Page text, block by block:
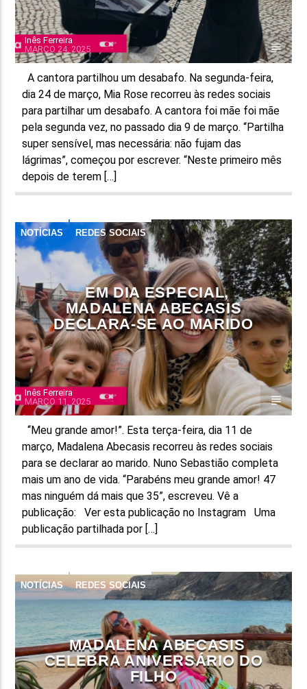
Inês Ferreira
MARÇO 24, 2025
A cantora partilhou um desabafo. Na segunda-feira,
dia 24 de março, Mia Rose recorreu às redes sociais
para partilhar um desabafo. A cantora foi mãe foi mãe
pela segunda vez, no passado dia 9 de março. “Partilha
super sensível, mas necessária: não fujam das
lágrimas”, começou por escrever. “Neste primeiro mês
depois de terem […]
NOTÍCIAS REDES SOCIAIS
EM DIA ESPECIAL,
MADALENA ABECASIS
DECLARA-SE AO MARIDO
Inês Ferreira
MARÇO 11, 2025
“Meu grande amor!”. Esta terça-feira, dia 11 de
março, Madalena Abecasis recorreu às redes sociais
para se declarar ao marido. Nuno Sebastião completa
mais um ano de vida. “Parabéns meu grande amor! 47
mas ninguém dá mais que 35”, escreveu. Vê a
publicação: Ver esta publicação no Instagram Uma
publicação partilhada por […]
NOTÍCIAS REDES SOCIAIS
MADALENA ABECASIS
CELEBRA ANIVERSÁRIO DO
FILHO